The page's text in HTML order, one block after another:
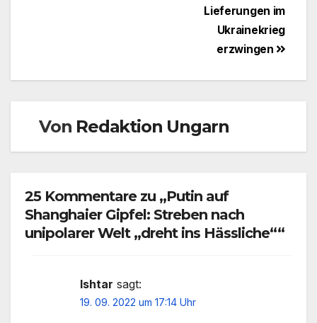
Lieferungen im
Ukrainekrieg
erzwingen
Von Redaktion Ungarn
25 Kommentare zu „Putin auf
Shanghaier Gipfel: Streben nach
unipolarer Welt „dreht ins Hässliche““
Ishtar sagt:
19. 09. 2022 um 17:14 Uhr